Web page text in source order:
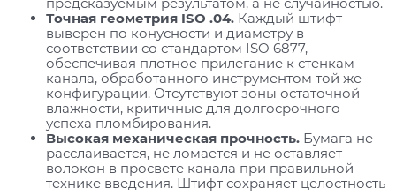
Точная геометрия ISO .04. Каждый штифт
выверен по конусности и диаметру в
соответствии со стандартом ISO 6877,
обеспечивая плотное прилегание к стенкам
канала, обработанного инструментом той же
конфигурации. Отсутствуют зоны остаточной
влажности, критичные для долгосрочного
успеха пломбирования.
Высокая механическая прочность. Бумага не
расслаивается, не ломается и не оставляет
волокон в просвете канала при правильной
технике введения. Штифт сохраняет целостность